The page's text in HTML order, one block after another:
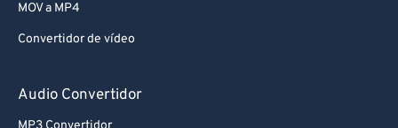
MOV a MP4
Convertidor de vídeo
Audio Convertidor